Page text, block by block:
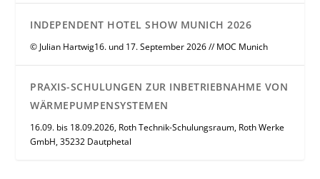
INDEPENDENT HOTEL SHOW MUNICH 2026
© Julian Hartwig16. und 17. September 2026 // MOC Munich
PRAXIS-SCHULUNGEN ZUR INBETRIEBNAHME VON
WÄRMEPUMPENSYSTEMEN
16.09. bis 18.09.2026, Roth Technik-Schulungsraum, Roth Werke
GmbH, 35232 Dautphetal